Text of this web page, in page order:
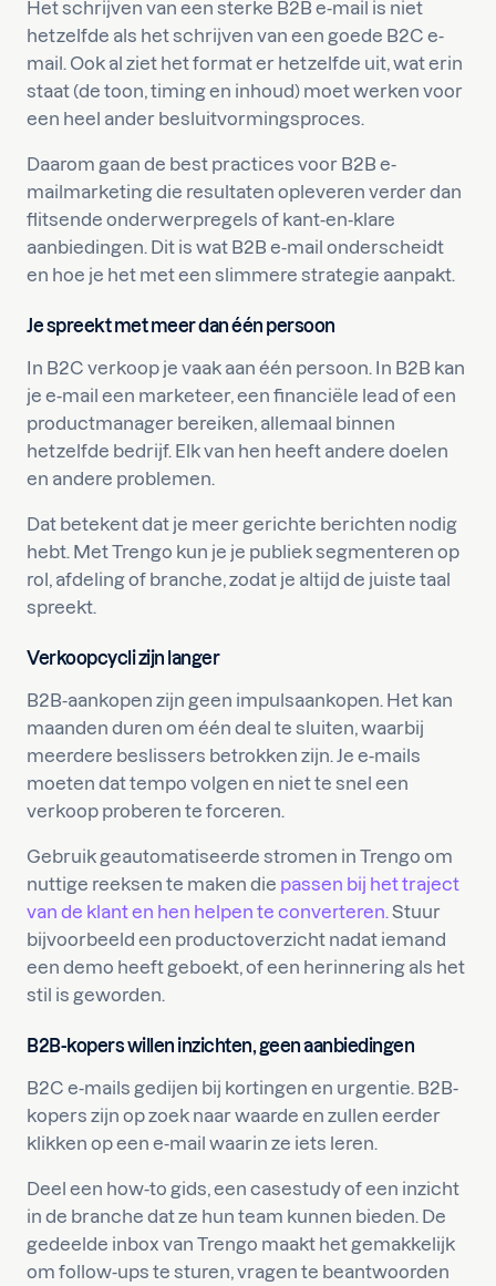
Het schrijven van een sterke B2B e-mail is niet
hetzelfde als het schrijven van een goede B2C e-
mail. Ook al ziet het format er hetzelfde uit, wat erin
staat (de toon, timing en inhoud) moet werken voor
een heel ander besluitvormingsproces.
Daarom gaan de best practices voor B2B e-
mailmarketing die resultaten opleveren verder dan
flitsende onderwerpregels of kant-en-klare
aanbiedingen. Dit is wat B2B e-mail onderscheidt
en hoe je het met een slimmere strategie aanpakt.
Je spreekt met meer dan één persoon
In B2C verkoop je vaak aan één persoon. In B2B kan
je e-mail een marketeer, een financiële lead of een
productmanager bereiken, allemaal binnen
hetzelfde bedrijf. Elk van hen heeft andere doelen
en andere problemen.
Dat betekent dat je meer gerichte berichten nodig
hebt. Met Trengo kun je je publiek segmenteren op
rol, afdeling of branche, zodat je altijd de juiste taal
spreekt.
Verkoopcycli zijn langer
B2B-aankopen zijn geen impulsaankopen. Het kan
maanden duren om één deal te sluiten, waarbij
meerdere beslissers betrokken zijn. Je e-mails
moeten dat tempo volgen en niet te snel een
verkoop proberen te forceren.
Gebruik geautomatiseerde stromen in Trengo om
nuttige reeksen te maken die passen bij het traject
van de klant en hen helpen te converteren. Stuur
bijvoorbeeld een productoverzicht nadat iemand
een demo heeft geboekt, of een herinnering als het
stil is geworden.
B2B-kopers willen inzichten, geen aanbiedingen
B2C e-mails gedijen bij kortingen en urgentie. B2B-
kopers zijn op zoek naar waarde en zullen eerder
klikken op een e-mail waarin ze iets leren.
Deel een how-to gids, een casestudy of een inzicht
in de branche dat ze hun team kunnen bieden. De
gedeelde inbox van Trengo maakt het gemakkelijk
om follow-ups te sturen, vragen te beantwoorden